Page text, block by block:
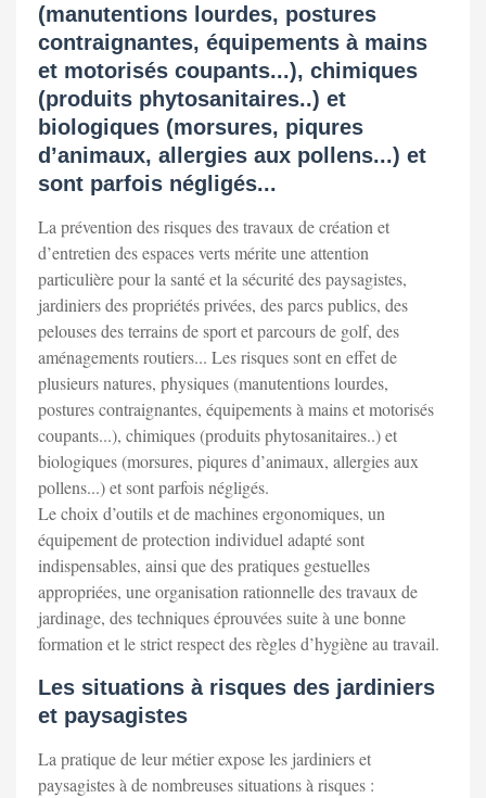
(manutentions lourdes, postures
contraignantes, équipements à mains
et motorisés coupants...), chimiques
(produits phytosanitaires..) et
biologiques (morsures, piqures
d’animaux, allergies aux pollens...) et
sont parfois négligés...
La prévention des risques des travaux de création et
d’entretien des espaces verts mérite une attention
particulière pour la santé et la sécurité des paysagistes,
jardiniers des propriétés privées, des parcs publics, des
pelouses des terrains de sport et parcours de golf, des
aménagements routiers... Les risques sont en effet de
plusieurs natures, physiques (manutentions lourdes,
postures contraignantes, équipements à mains et motorisés
coupants...), chimiques (produits phytosanitaires..) et
biologiques (morsures, piqures d’animaux, allergies aux
pollens...) et sont parfois négligés.
Le choix d’outils et de machines ergonomiques, un
équipement de protection individuel adapté sont
indispensables, ainsi que des pratiques gestuelles
appropriées, une organisation rationnelle des travaux de
jardinage, des techniques éprouvées suite à une bonne
formation et le strict respect des règles d’hygiène au travail.
Les situations à risques des jardiniers
et paysagistes
La pratique de leur métier expose les jardiniers et
paysagistes à de nombreuses situations à risques :